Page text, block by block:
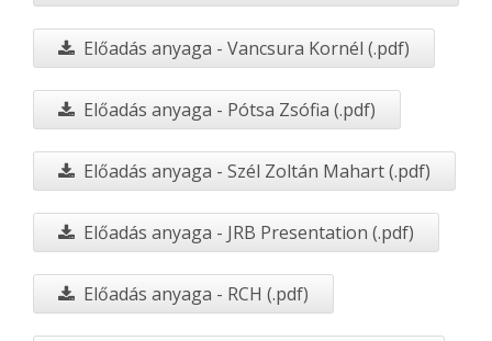
Előadás anyaga - Vancsura Kornél (.pdf)
Előadás anyaga - Pótsa Zsófia (.pdf)
Előadás anyaga - Szél Zoltán Mahart (.pdf)
Előadás anyaga - JRB Presentation (.pdf)
Előadás anyaga - RCH (.pdf)